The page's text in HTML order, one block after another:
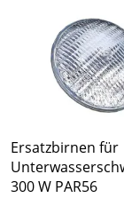
Ersatzbirnen für
300 W PAR56